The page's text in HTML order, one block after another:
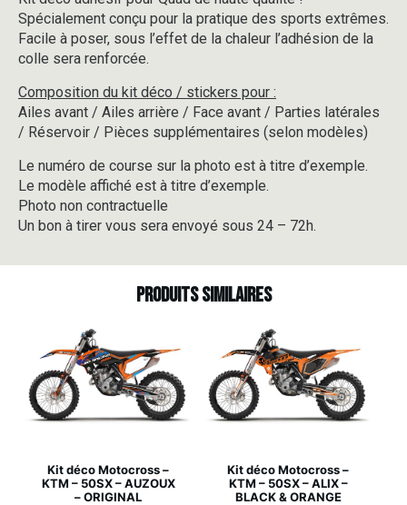
-
KHAKI
HUNTING
CAMO
Spécialement conçu pour la pratique des sports extrêmes.
Facile à poser, sous l’effet de la chaleur l’adhésion de la
colle sera renforcée.
Composition du kit déco / stickers pour :
Ailes avant / Ailes arrière / Face avant / Parties latérales
/ Réservoir / Pièces supplémentaires (selon modèles)
Le numéro de course sur la photo est à titre d’exemple.
Le modèle affiché est à titre d’exemple.
Photo non contractuelle
Un bon à tirer vous sera envoyé sous 24 – 72h.
Produits similaires
Kit déco Motocross –
KTM – 50SX – AUZOUX
– ORIGINAL
Kit déco Motocross –
KTM – 50SX – ALIX –
BLACK & ORANGE